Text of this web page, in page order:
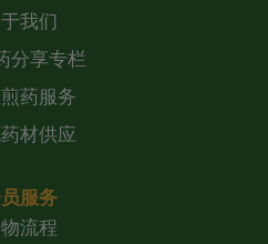
我们
分享专栏
药服务
材供应
服务
流程